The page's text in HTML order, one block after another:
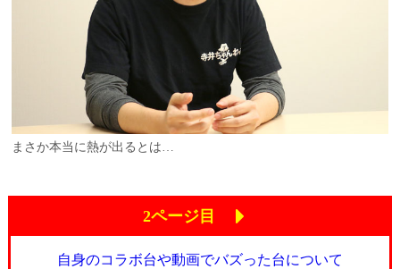
まさか本当に熱が出るとは…
2ページ目
自身のコラボ台や動画でバズった台について